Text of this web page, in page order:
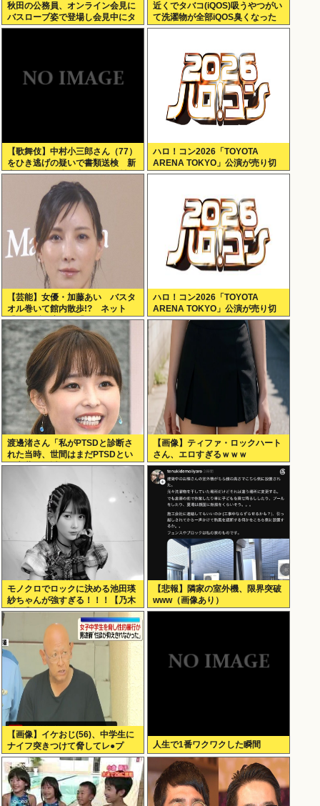
秋田の公務員、オンライン会見に
バスローブ姿で登場し会見中にタ
バコを吸う←あのさあ！
近くでタバコ(iQOS)吸うやつがい
て洗濯物が全部iQOS臭くなった
【歌舞伎】中村小三郎さん（77）
をひき逃げの疑いで書類送検 新
宿区の路上で歩行者の20代女性を
はねてけがをさせたうえ、そのま
ハロ！コン2026「TOYOTA
ARENA TOKYO」公演が売り切
れない
【芸能】女優・加藤あい バスタ
オル巻いて館内散歩!? ネット
「思わず二度見」「IWGPを思い
出す」「セクシーサンキュー」
ハロ！コン2026「TOYOTA
ARENA TOKYO」公演が売り切
れない
渡邊渚さん「私がPTSDと診断さ
れた当時、世間はまだPTSDとい
う言葉は浸透されていませんでし
【画像】ティファ・ロックハート
さん、エロすぎるｗｗｗ
モノクロでロックに決める池田瑛
紗ちゃんが強すぎる！！！【乃木
坂46】
【悲報】隣家の室外機、限界突破
www（画像あり）
【画像】イケおじ(56)、中学生に
ナイフ突きつけて脅してレ●プ
www
人生で1番ワクワクした瞬間